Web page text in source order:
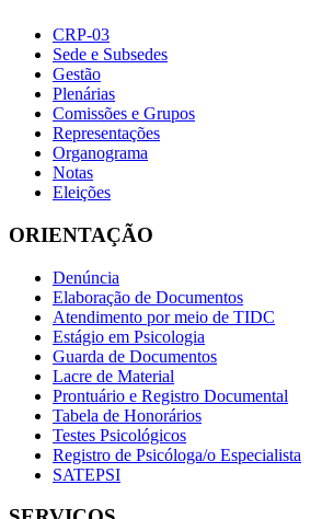
CRP-03
Sede e Subsedes
Gestão
Plenárias
Comissões e Grupos
Representações
Organograma
Notas
Eleições
ORIENTAÇÃO
Denúncia
Elaboração de Documentos
Atendimento por meio de TIDC
Estágio em Psicologia
Guarda de Documentos
Lacre de Material
Prontuário e Registro Documental
Tabela de Honorários
Testes Psicológicos
Registro de Psicóloga/o Especialista
SATEPSI